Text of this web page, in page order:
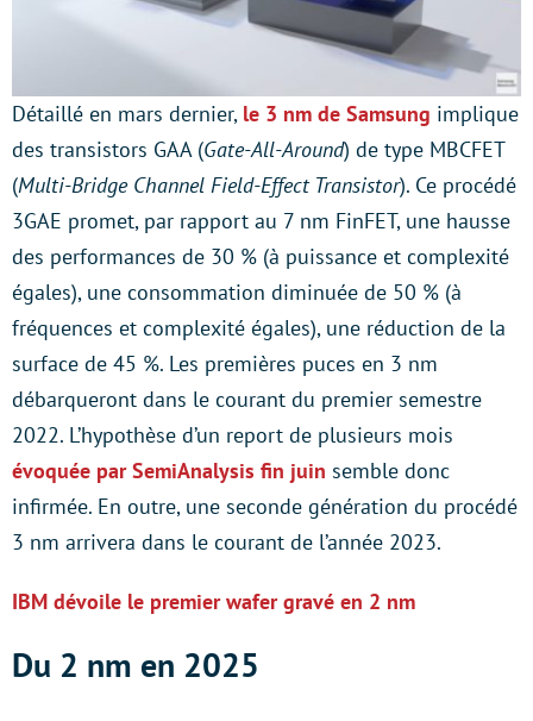
Détaillé en mars dernier, le 3 nm de Samsung implique
des transistors GAA (Gate-All-Around) de type MBCFET
(Multi-Bridge Channel Field-Effect Transistor). Ce procédé
3GAE promet, par rapport au 7 nm FinFET, une hausse
des performances de 30 % (à puissance et complexité
égales), une consommation diminuée de 50 % (à
fréquences et complexité égales), une réduction de la
surface de 45 %. Les premières puces en 3 nm
débarqueront dans le courant du premier semestre
2022. L’hypothèse d’un report de plusieurs mois
évoquée par SemiAnalysis fin juin semble donc
infirmée. En outre, une seconde génération du procédé
3 nm arrivera dans le courant de l’année 2023.
IBM dévoile le premier wafer gravé en 2 nm
Du 2 nm en 2025